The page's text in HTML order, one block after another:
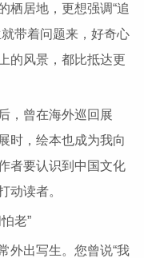
栖居地，更想强调“追
带着问题来，好奇心
的风景，都比抵达更
曾在海外巡回展
时，绘本也成为我向
者要认识到中国文化
动读者。
老”
出写生。您曾说“我